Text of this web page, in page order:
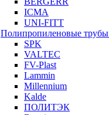
ICMA
UNI-FITT
Полипропиленовые трубы
SPK
VALTEC
FV-Plast
Lammin
Millennium
Kalde
ПОЛИТЭК